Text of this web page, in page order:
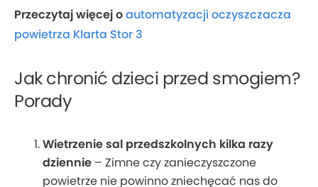
Przeczytaj więcej oautomatyzacji oczyszczacza
powietrza Klarta Stor 3
Jak chronić dzieci przed smogiem?
Porady
Wietrzenie sal przedszkolnych kilka razy
dziennie – Zimne czy zanieczyszczone
powietrze nie powinno zniechęcać nas do